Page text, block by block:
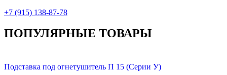
+7 (915) 138-87-78
ПОПУЛЯРНЫЕ ТОВАРЫ
Подставка под огнетушитель П 15 (Серии У)